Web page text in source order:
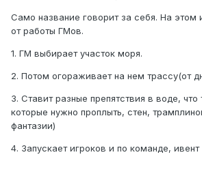
Само название говорит за себя. На этом
от работы ГМов.
1. ГМ выбирает участок моря.
2. Потом огораживает на нем трассу(от
3. Ставит разные препятствия в воде,
которые нужно проплыть, стен,
фантазии)
4. Запускает игроков и по команде, ивент